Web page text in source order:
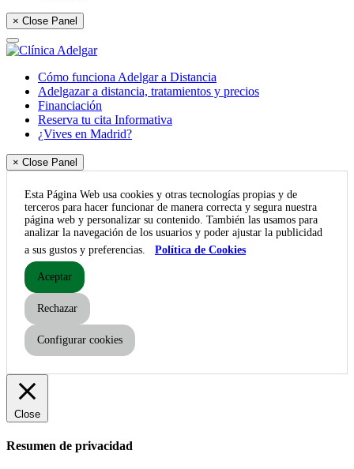
× Close Panel
Cómo funciona Adelgar a Distancia
Adelgazar a distancia, tratamientos y precios
Financiación
Reserva tu cita Informativa
¿Vives en Madrid?
× Close Panel
Esta Página Web usa cookies y otras tecnologías propias y de
terceros para hacer funcionar de manera correcta y segura nuestra
página web y personalizar su contenido. También las usamos para
analizar la navegación de los usuarios y poder ajustar la publicidad
a sus gustos y preferencias.
Política de Cookies
Aceptar
Rechazar
Configurar cookies
Close
Resumen de privacidad